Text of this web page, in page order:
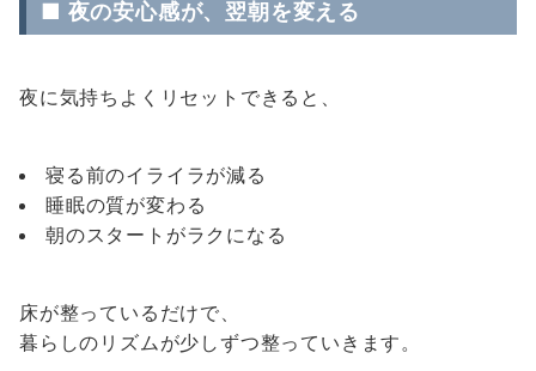
■ 夜の安心感が、翌朝を変える
夜に気持ちよくリセットできると、
寝る前のイライラが減る
睡眠の質が変わる
朝のスタートがラクになる
床が整っているだけで、
暮らしのリズムが少しずつ整っていきます。